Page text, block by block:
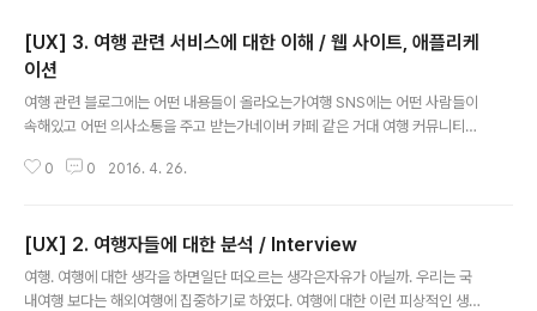
[UX] 3. 여행 관련 서비스에 대한 이해 / 웹 사이트, 애플리케
이션
여행 관련 블로그에는 어떤 내용들이 올라오는가여행 SNS에는 어떤 사람들이
속해있고 어떤 의사소통을 주고 받는가네이버 카페 같은 거대 여행 커뮤니티에
있고 그 서비스들이 두각을 드러내지 못하는 이유는 무엇인가정말 많은 가이드
하는 서비스 = 여행기라고 해서 장황한 여행기가 아니라 페이스북에 남기는 사
진과 글정도. = 그냥 공유하는 정도? = 추천 여행기 최저가 호텔 이런 것이 있지
만 주력서비스는 아니라서 많이 부실 = 회원들이 나이가 좀 있으신 듯 하다. 말
0 0 2016. 4. 26.
[UX] 2. 여행자들에 대한 분석 / Interview
여행. 여행에 대한 생각을 하면일단 떠오르는 생각은자유가 아닐까. 우리는 국
내여행 보다는 해외여행에 집중하기로 하였다. 여행에 대한 이런 피상적인 생각